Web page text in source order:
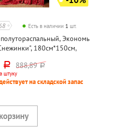
Есть в наличии 1 шт.
Экономь
180см*150см,
руб. 888,89 руб.
штуку
на складской запас